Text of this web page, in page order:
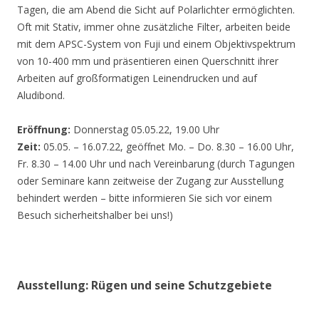
Tagen, die am Abend die Sicht auf Polarlichter ermöglichten.
Oft mit Stativ, immer ohne zusätzliche Filter, arbeiten beide
mit dem APSC-System von Fuji und einem Objektivspektrum
von 10-400 mm und präsentieren einen Querschnitt ihrer
Arbeiten auf großformatigen Leinendrucken und auf
Aludibond.
Eröffnung: Donnerstag 05.05.22, 19.00 Uhr
Zeit: 05.05. – 16.07.22, geöffnet Mo. – Do. 8.30 – 16.00 Uhr,
Fr. 8.30 – 14.00 Uhr und nach Vereinbarung (durch Tagungen
oder Seminare kann zeitweise der Zugang zur Ausstellung
behindert werden – bitte informieren Sie sich vor einem
Besuch sicherheitshalber bei uns!)
Ausstellung: Rügen und seine Schutzgebiete